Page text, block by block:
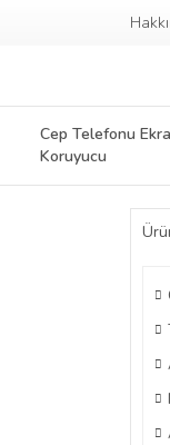
Cep Telefonu
Koruyucu